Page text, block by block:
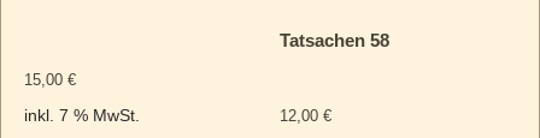
15,00 €
inkl. 7 % MwSt.
Tatsachen 58
12,00€